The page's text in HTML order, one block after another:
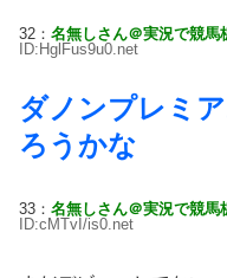
32： 名無しさん＠実況で競馬
ID:HglFus9u0.net
ダノンプレミ
ろうかな
33： 名無しさん＠実況で競馬
ID:cMTvI/is0.net